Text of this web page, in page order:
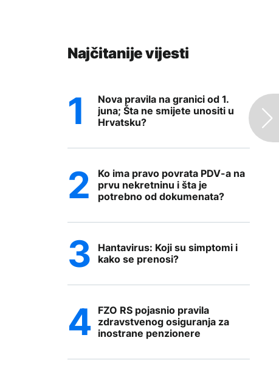
Najčitanije vijesti
Nova pravila na granici od 1.
juna; Šta ne smijete unositi u
Hrvatsku?
Ko ima pravo povrata PDV-a na
prvu nekretninu i šta je
potrebno od dokumenata?
Hantavirus: Koji su simptomi i
kako se prenosi?
FZO RS pojasnio pravila
zdravstvenog osiguranja za
inostrane penzionere